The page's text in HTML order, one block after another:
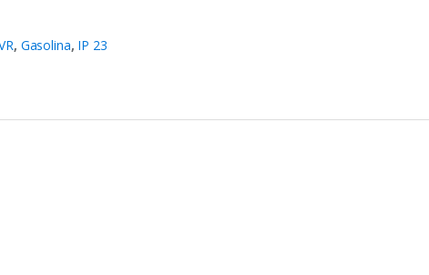
, Gasolina, IP 23